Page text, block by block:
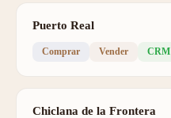
Puerto Real
Comprar Vender CRM
Chiclana de la Frontera